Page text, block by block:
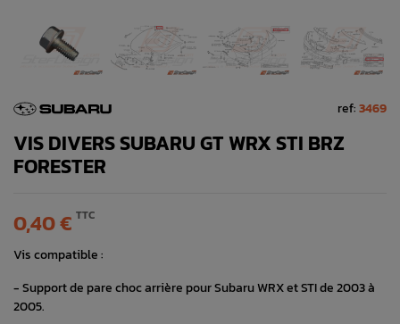
ref:3469
VIS DIVERS SUBARU GT WRX STI BRZ
FORESTER
0,40 € TTC
Vis compatible :
- Support de pare choc arrière pour Subaru WRX et STI de 2003 à
2005.